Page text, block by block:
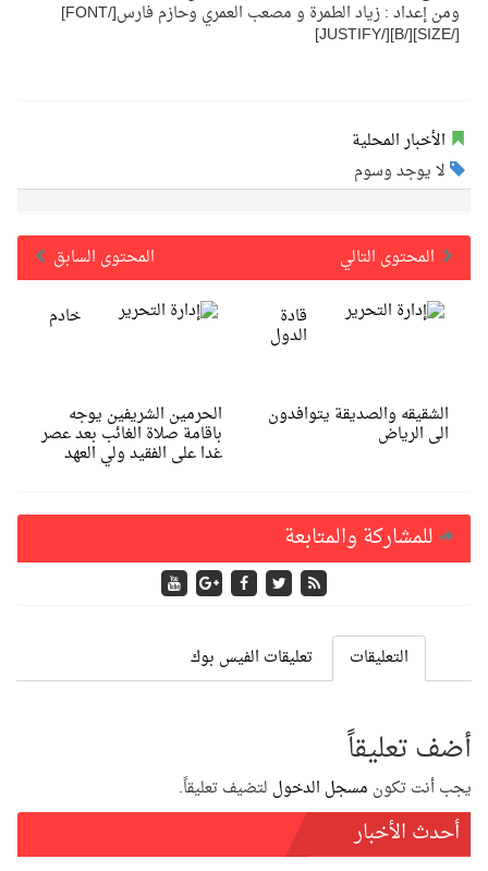
ومن إعداد : زياد الطمرة و مصعب العمري وحازم فارس[/FONT]
[/SIZE][/B][/JUSTIFY]
الأخبار المحلية
لا يوجد وسوم
المحتوى السابق
المحتوى التالي
خادم
الحرمين الشريفين يوجه
باقامة صلاة الغائب بعد عصر
غدا على الفقيد ولي العهد
قادة
الدول
الشقيقه والصديقة يتوافدون
الى الرياض
للمشاركة والمتابعة
التعليقات تعليقات الفيس بوك
أضف تعليقاً
يجب أنت تكون مسجل الدخول لتضيف تعليقاً.
أحدث الأخبار